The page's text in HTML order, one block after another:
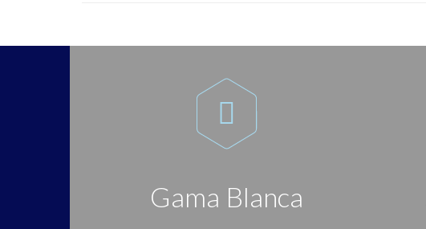

Gama Blanca